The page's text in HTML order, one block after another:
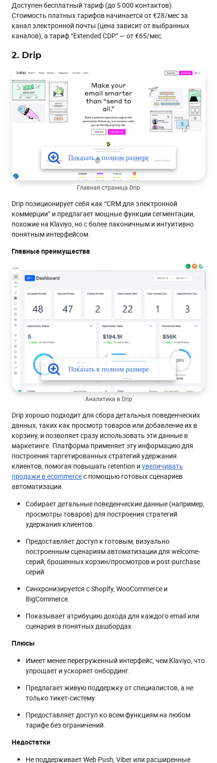
Доступен бесплатный тариф (до 5 000 контактов).
Стоимость платных тарифов начинается от €28/мес за
канал электронной почты (цена зависит от выбранных
каналов), а тариф “Extended CDP” — от €65/мес.
2. Drip
Главная страница Drip
Drip позиционирует себя как “CRM для электронной
коммерции” и предлагает мощные функции сегментации,
похожие на Klaviyo, но с более лаконичным и интуитивно
понятным интерфейсом.
Главные преимущества
Аналитика в Drip
Drip хорошо подходит для сбора детальных поведенческих
данных, таких как просмотр товаров или добавление их в
корзину, и позволяет сразу использовать эти данные в
маркетинге. Платформа применяет эту информацию для
построения таргетированных стратегий удержания
клиентов, помогая повышать retention и увеличивать
продажи в ecommerceс помощью готовых сценариев
автоматизации.
Собирает детальные поведенческие данные (например,
просмотры товаров) для построения стратегий
удержания клиентов.
Предоставляет доступ к готовым, визуально
построенным сценариям автоматизации для welcome-
серий, брошенных корзин/просмотров и post-purchase
серий.
Синхронизируется с Shopify, WooCommerce и
BigCommerce.
Показывает атрибуцию дохода для каждого email или
сценария в понятных дашбордах.
Плюсы
Имеет менее перегруженный интерфейс, чем Klaviyo, что
упрощает и ускоряет онбординг.
Предлагает живую поддержку от специалистов, а не
только тикет-систему.
Предоставляет доступ ко всем функциям на любом
тарифе без ограничений.
Недостатки
Не поддерживает Web Push, Viber или расширенные